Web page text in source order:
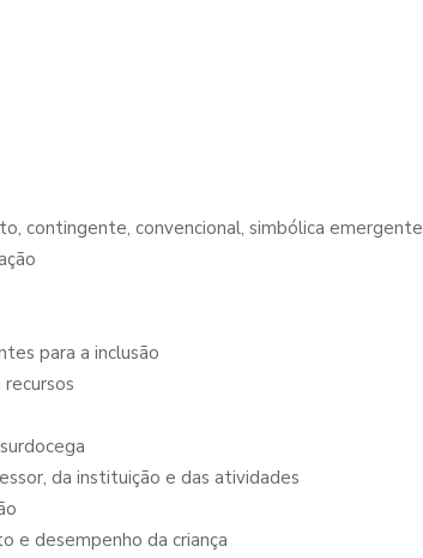
contingente, convencional, simbólica emergente
para a inclusão
da instituição e das atividades
e desempenho da criança